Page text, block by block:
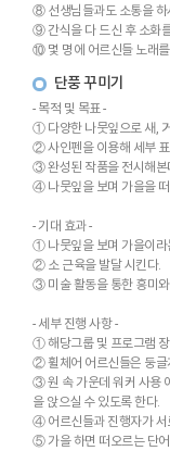
⑧ 선생님들과도 소통을 하
⑨ 간식을 다 드신 후 소화
⑩ 몇 명에 어르신들 노래를
단풍 꾸미기
- 목적 및 목표 -
① 다양한 나뭇잎으로 새,
② 사인펜을 이용해 세부
③ 완성된 작품을 전시해본
④ 나뭇잎을 보며 가을을 떠
- 기대 효과 -
① 나뭇잎을 보며 가을이라
② 소 근육을 발달 시킨다.
③ 미술 활동을 통한 흥미와
- 세부 진행 사항 -
① 해당그룹 및 프로그램
② 휠체어 어르신들은 둥글
③ 원 속 가운데 워커 사용
을 앉으실 수 있도록 한다.
④ 어르신들과 진행자가 서
⑤ 가을 하면 떠오르는 단어